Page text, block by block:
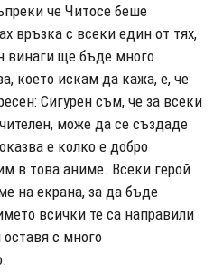
че Читосе беше
връзка с всеки един от тях,
винаги ще бъде много
което искам да кажа, е, че
Сигурен съм, че за всеки
може да се създаде
е колко е добро
в това аниме. Всеки герой
на екрана, за да бъде
всички те са направили
с много